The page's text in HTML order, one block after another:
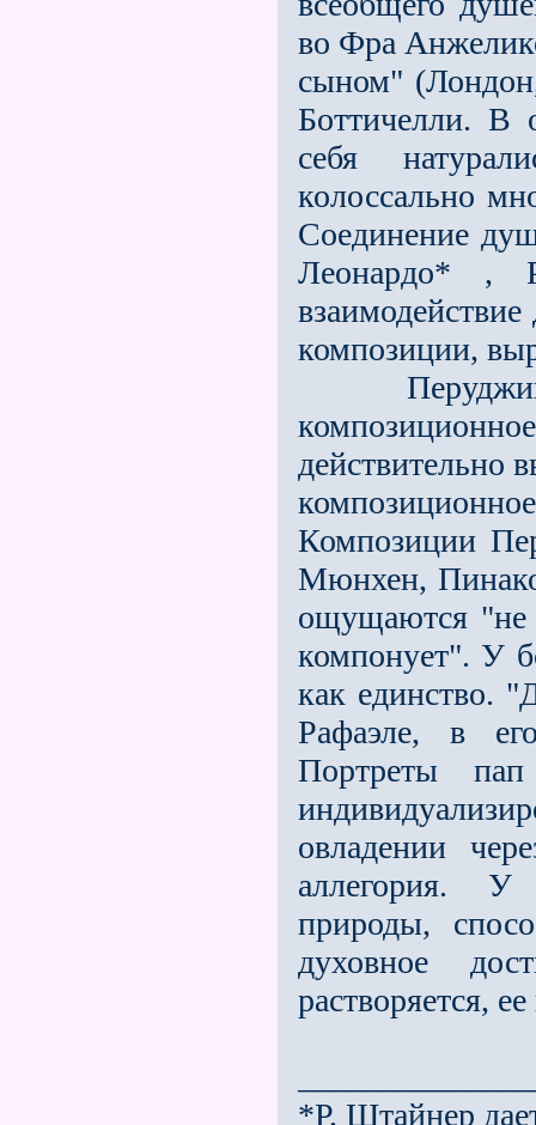
во Фра
сыном"
Боттичелли. В
себя
колоссально
Соединение
Леонардо* ,
композиции,
Перуджино
действительно
Композиции
Мюнхен,
ощущаются "не
компонует". У
как единство.
Рафаэле, в
Портреты
овладении
аллегория. У
природы,
духовное
растворяется,
*Р. Штайнер